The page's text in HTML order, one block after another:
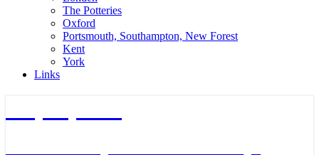
The Potteries
Oxford
Portsmouth, Southampton, New Forest
Kent
York
Links